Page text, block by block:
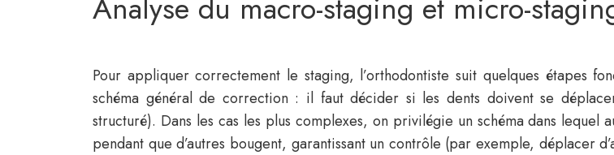
Pour appliquer correctement le staging, l’orthodontiste suit quelques étapes
schéma général de correction : il faut décider si les dents doivent se
structuré). Dans les cas les plus complexes, on privilégie un schéma dans lequel
pendant que d’autres bougent, garantissant un contrôle (par exemple, déplacer